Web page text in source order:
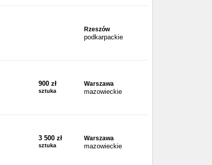
Rzeszów
podkarpackie
900 zł
sztuka
Warszawa
mazowieckie
3 500 zł
sztuka
Warszawa
mazowieckie